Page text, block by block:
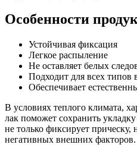
Особенности
Устойчивая фиксация
Легкое распыление
Не оставляет белых
Подходит для всех типов
Обеспечивает
В условиях теплого климата,
лак поможет сохранить
не только фиксирует
негативных внешних факторов.